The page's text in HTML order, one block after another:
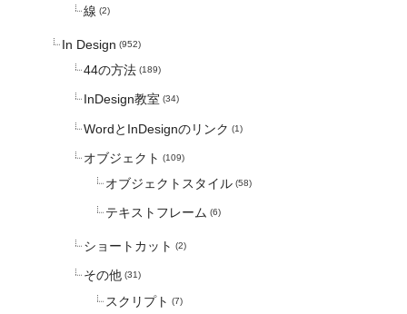
線 (2)
In Design (952)
44の方法 (189)
InDesign教室 (34)
WordとInDesignのリンク (1)
オブジェクト (109)
オブジェクトスタイル (58)
テキストフレーム (6)
ショートカット (2)
その他 (31)
スクリプト (7)